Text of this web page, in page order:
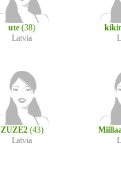
ute (38)
Latvia
ZUZE2 (43)
Latvia